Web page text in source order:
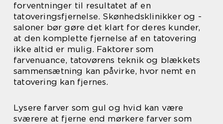
forventninger til resultatet af en
tatoveringsfjernelse. Skønhedsklinikker og -
saloner bør gøre det klart for deres kunder,
at den komplette fjernelse af en tatovering
ikke altid er mulig. Faktorer som
farvenuance, tatovørens teknik og blækkets
sammensætning kan påvirke, hvor nemt en
tatovering kan fjernes.
Lysere farver som gul og hvid kan være
sværere at fjerne end mørkere farver som